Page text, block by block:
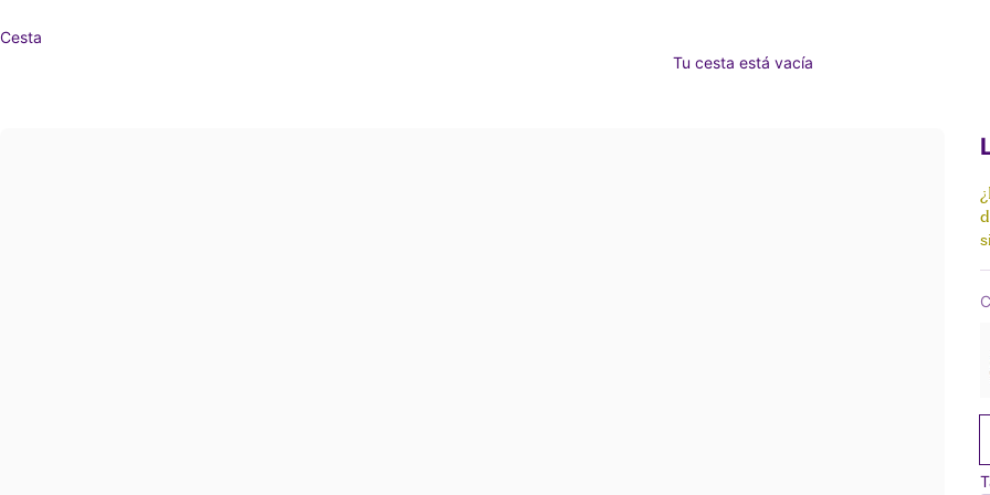
Cesta
Tu cesta está vacía